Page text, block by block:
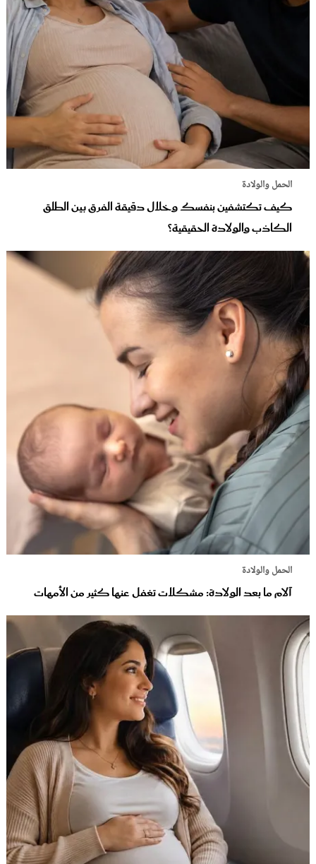
الحمل والولادة
كيف تكتشفين بنفسك وخلال دقيقة الفرق بين الطلق
الكاذب والولادة الحقيقية؟
الحمل والولادة
آلام ما بعد الولادة: مشكلات تغفل عنها كثير من الأمهات